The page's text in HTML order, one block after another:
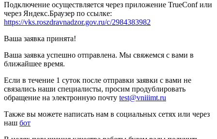
Подключение осуществляется через приложение TrueConf или
через Яндекс.Браузер по ссылке:
https://vks.roszdravnadzor.gov.ru/c/2984383982
Ваша заявка принята!
Ваша заявка успешно отправлена. Мы свяжемся с вами в
ближайшее время.
Если в течение 1 суток после отправки заявки с вами не
связались наши специалисты, просим продублировать
обращение на электронную почту test@vniiimt.ru
Также вы можете написать нам в социальных сетях или через
наш бот